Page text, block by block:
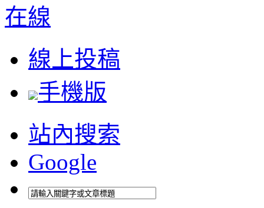
線上投稿
手機版
站內搜索
Google